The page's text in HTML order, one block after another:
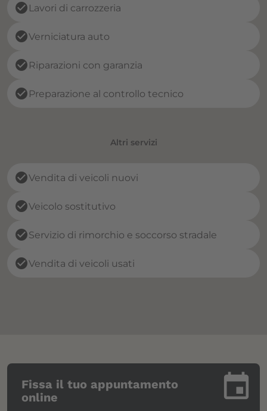
check_circle Lavori di carrozzeria
check_circleVerniciatura auto
check_circle Riparazioni con garanzia
check_circle Preparazione al controllo tecnico
Altri servizi
check_circleVendita di veicoli nuovi
check_circleVeicolo sostitutivo
check_circleServizio di rimorchio e soccorso stradale
check_circleVendita di veicoli usati
insert_invitation
Fissa il tuo appuntamento
online